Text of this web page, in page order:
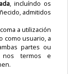
, incluíndo os
admitidos
a utilización
como usuario, a
partes ou
nos termos e